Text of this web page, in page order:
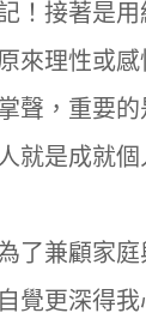
！接著是
來理性或
聲，重要
就是成就個
了兼顧家
覺更深得